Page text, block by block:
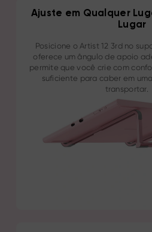
Ajuste em Qualquer
Lugar
Posicione o Artist 12 3rd no
oferece um ângulo de apoio
permite que você crie com
suficiente para caber em
transportar.